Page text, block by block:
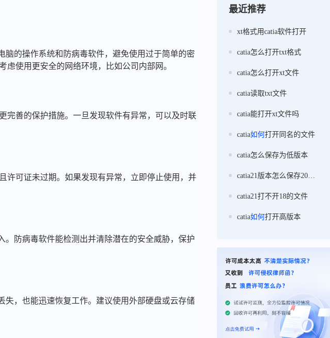
的操作系统和防病毒软件，避免使用过于简单的密
使用更安全的网络环境，比如公司内部网。
完善的保护措施。一旦发现软件有异常，可以及时联
许可证未过期。如果发现有异常，立即停止使用，并
防病毒软件能检测出并清除潜在的安全威胁，保护
，也能迅速恢复工作。建议使用外部硬盘或云存储
最近推荐
xt格式用catia软件打开
catia怎么打开txt格式
catia怎么打开xt文件
catia读取txt文件
catia能打开xt文件吗
catia如何打开同名的文件
catia怎么保存为低版本
catia21版本怎么保存20版本
catia21打不开18的文件
catia如何打开高版本